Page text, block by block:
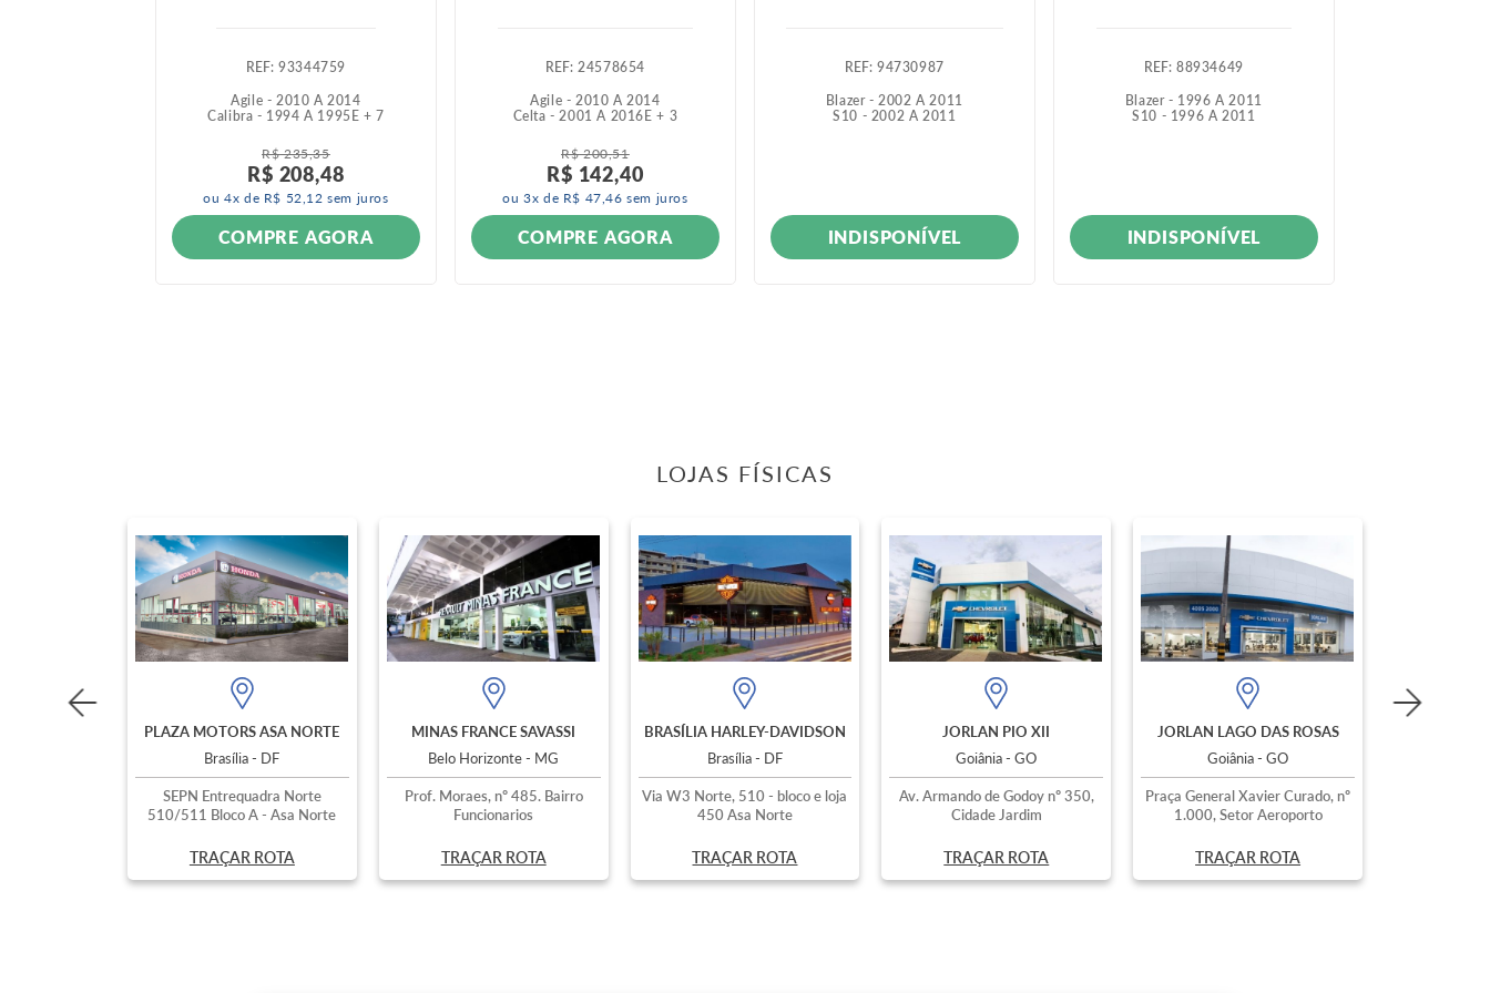
:93344759
Agile - 2010 A 2014
Calibra - 1994 A 1995 E + 7
R$ 235,35
R$ 208,48
ou4x de R$ 52 12 sem juros
COMPRE AGORA
:24578654
Agile - 2010 A 2014
Celta - 2001 A 2016 E + 3
R$ 200,51
R$ 142,40
ou3x de R$ 47 ,46 sem juros
COMPRE AGORA
:94730987
Blazer - 2002 A 2011
S10 - 2002 A 2011
INDISPONÍVEL
:88934649
Blazer - 1996 A 2011
S10 - 1996 A 2011
INDISPONÍVEL
LOJAS FÍSICAS
PLAZA MOTORS ASA NORTE
Brasília - DF
SEPN Entrequadra Norte
510/511 Bloco A - Asa Norte
TRAÇAR ROTA
MINAS FRANCE SAVASSI
Belo Horizonte - MG
Prof. Moraes, nº 485. Bairro
Funcionarios
TRAÇAR ROTA
BRASÍLIA HARLEY-DAVIDSON
Brasília - DF
Via W3 Norte, 510 - bloco e loja
450 Asa Norte
TRAÇAR ROTA
JORLAN PIO XII
Goiânia - GO
Av. Armando de Godoy nº 350,
Cidade Jardim
TRAÇAR ROTA
JORLAN LAGO DAS ROSAS
Goiânia - GO
Praça General Xavier Curado, nº
1.000, Setor Aeroporto
TRAÇAR ROTA